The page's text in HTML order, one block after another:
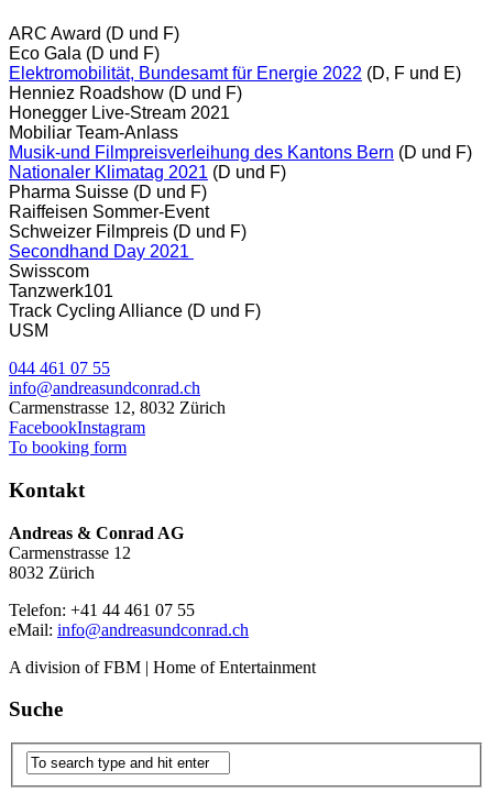
ARC Award (D und F)
Eco Gala (D und F)
Elektromobilität, Bundesamt für Energie 2022 (D, F und E)
Henniez Roadshow (D und F)
Honegger Live-Stream 2021
Mobiliar Team-Anlass
Musik-und Filmpreisverleihung des Kantons Bern (D und F)
Nationaler Klimatag 2021 (D und F)
Pharma Suisse (D und F)
Raiffeisen Sommer-Event
Schweizer Filmpreis (D und F)
Secondhand Day 2021
Swisscom
Tanzwerk101
Track Cycling Alliance (D und F)
USM
044 461 07 55
info@andreasundconrad.ch
Carmenstrasse 12, 8032 Zürich
FacebookInstagram
To booking form
Kontakt
Andreas & Conrad AG
Carmenstrasse 12
8032 Zürich
Telefon: +41 44 461 07 55
eMail: info@andreasundconrad.ch
A division of FBM | Home of Entertainment
Suche